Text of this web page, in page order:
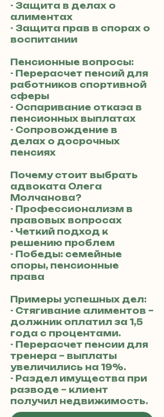
- Защита в делах о
алиментах
- Защита прав в спорах о
воспитании
Пенсионные вопросы:
- Перерасчет пенсий для
работников спортивной
сферы
- Оспаривание отказа в
пенсионных выплатах
- Сопровождение в
делах о досрочных
пенсиях
Почему стоит выбрать
адвоката Олега
Молчанова?
- Профессионализм в
правовых вопросах
- Четкий подход к
решению проблем
- Победы: семейные
споры, пенсионные
права
Примеры успешных дел:
- Стягивание алиментов –
должник оплатил за 1,5
года с процентами.
- Перерасчет пенсии для
тренера – выплаты
увеличились на 19%.
- Раздел имущества при
разводе – клиент
получил недвижимость.